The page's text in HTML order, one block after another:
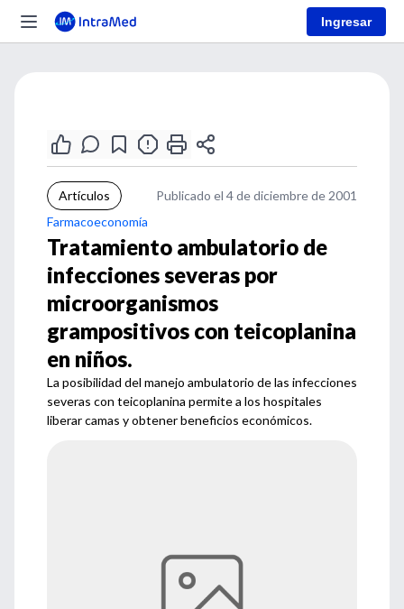
Ingresar
Artículos
Publicado el 4 de diciembre de 2001
Farmacoeconomía
Tratamiento ambulatorio de
infecciones severas por
microorganismos
grampositivos con teicoplanina
en niños.
La posibilidad del manejo ambulatorio de las infecciones
severas con teicoplanina permite a los hospitales
liberar camas y obtener beneficios económicos.